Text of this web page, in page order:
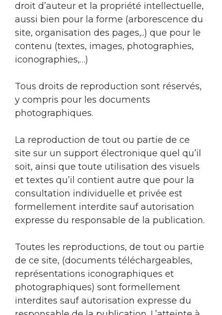
droit d’auteur et la propriété intellectuelle,
aussi bien pour la forme (arborescence du
site, organisation des pages,..) que pour le
contenu (textes, images, photographies,
iconographies,…)
Tous droits de reproduction sont réservés,
y compris pour les documents
photographiques.
La reproduction de tout ou partie de ce
site sur un support électronique quel qu’il
soit, ainsi que toute utilisation des visuels
et textes qu’il contient autre que pour la
consultation individuelle et privée est
formellement interdite sauf autorisation
expresse du responsable de la publication.
Toutes les reproductions, de tout ou partie
de ce site, (documents téléchargeables,
représentations iconographiques et
photographiques) sont formellement
interdites sauf autorisation expresse du